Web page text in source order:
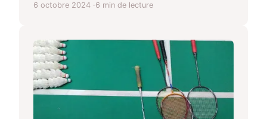
6 octobre 2024 6 min de lecture